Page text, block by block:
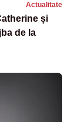
Actualitate
și
de la